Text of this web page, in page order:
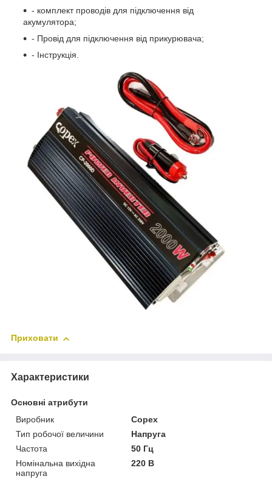
- комплект проводів для підключення від
акумулятора;
- Провід для підключення від прикурювача;
- Інструкція.
Приховати
Характеристики
Основні атрибути
Виробник
Copex
Тип робочої величини
Напруга
Частота
50 Гц
Номінальна вихідна
напруга
220 В